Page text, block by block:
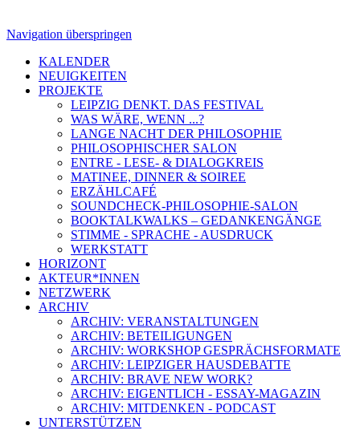
Navigation überspringen
KALENDER
NEUIGKEITEN
PROJEKTE
LEIPZIG DENKT. DAS FESTIVAL
WAS WÄRE, WENN ...?
LANGE NACHT DER PHILOSOPHIE
PHILOSOPHISCHER SALON
ENTRE - LESE- & DIALOGKREIS
MATINEE, DINNER & SOIREE
ERZÄHLCAFÉ
SOUNDCHECK-PHILOSOPHIE-SALON
BOOKTALKWALKS – GEDANKENGÄNGE
STIMME - SPRACHE - AUSDRUCK
WERKSTATT
HORIZONT
AKTEUR*INNEN
NETZWERK
ARCHIV
ARCHIV: VERANSTALTUNGEN
ARCHIV: BETEILIGUNGEN
ARCHIV: WORKSHOP GESPRÄCHSFORMATE
ARCHIV: LEIPZIGER HAUSDEBATTE
ARCHIV: BRAVE NEW WORK?
ARCHIV: EIGENTLICH - ESSAY-MAGAZIN
ARCHIV: MITDENKEN - PODCAST
UNTERSTÜTZEN